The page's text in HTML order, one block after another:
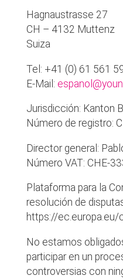
Hagnaustrasse 27
CH – 4132 Muttenz
Suiza
Tel: +41 (0) 61 561
E-Mail:
Jurisdicción: Kanton
Número de registro:
Director general:
Número VAT: CHE-
Plataforma para la
resolución de
https://
No estamos
participar en un
controversias con